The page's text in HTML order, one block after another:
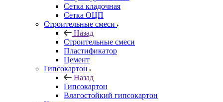
Сетка кладочная
Сетка ОЦП
Строительные смеси
Назад
Строительные смеси
Пластификатор
Цемент
Гипсокартон
Назад
Гипсокартон
Влагостойкий гипсокартон